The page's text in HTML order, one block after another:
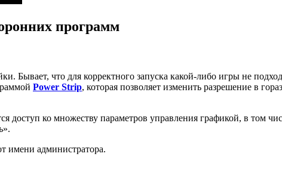
программ
Бывает, что для корректного запуска какой-либо игры не
Power Strip, которая позволяет изменить разрешение в
доступ ко множеству параметров управления графикой, в том
имени администратора.